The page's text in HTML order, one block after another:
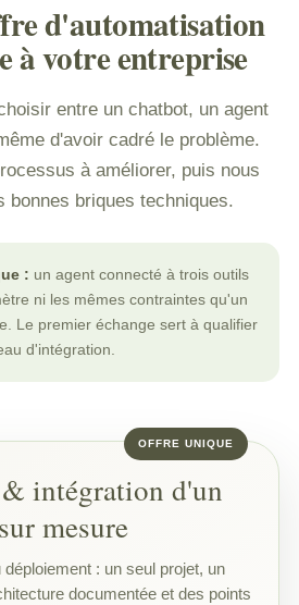
d'automatisation
à votre entreprise
entre un chatbot, un agent
d'avoir cadré le problème.
à améliorer, puis nous
bonnes briques techniques.
: un agent connecté à trois outils
ni les mêmes contraintes qu'un
Le premier échange sert à qualifier
d'intégration.
intégration d'un
mesure
: un seul projet, un
documentée et des points